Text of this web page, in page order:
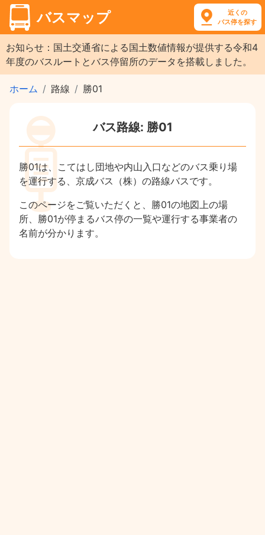
バスマップ
近くの
バス停を探す
お知らせ：国土交通省による国土数値情報が提供する令和4
年度のバスルートとバス停留所のデータを搭載しました。
ホーム 路線 勝01
バス路線: 勝01
勝01は、こてはし団地や内山入口などのバス乗り場
を運行する、京成バス（株）の路線バスです。
このページをご覧いただくと、勝01の地図上の場
所、勝01が停まるバス停の一覧や運行する事業者の
名前が分かります。